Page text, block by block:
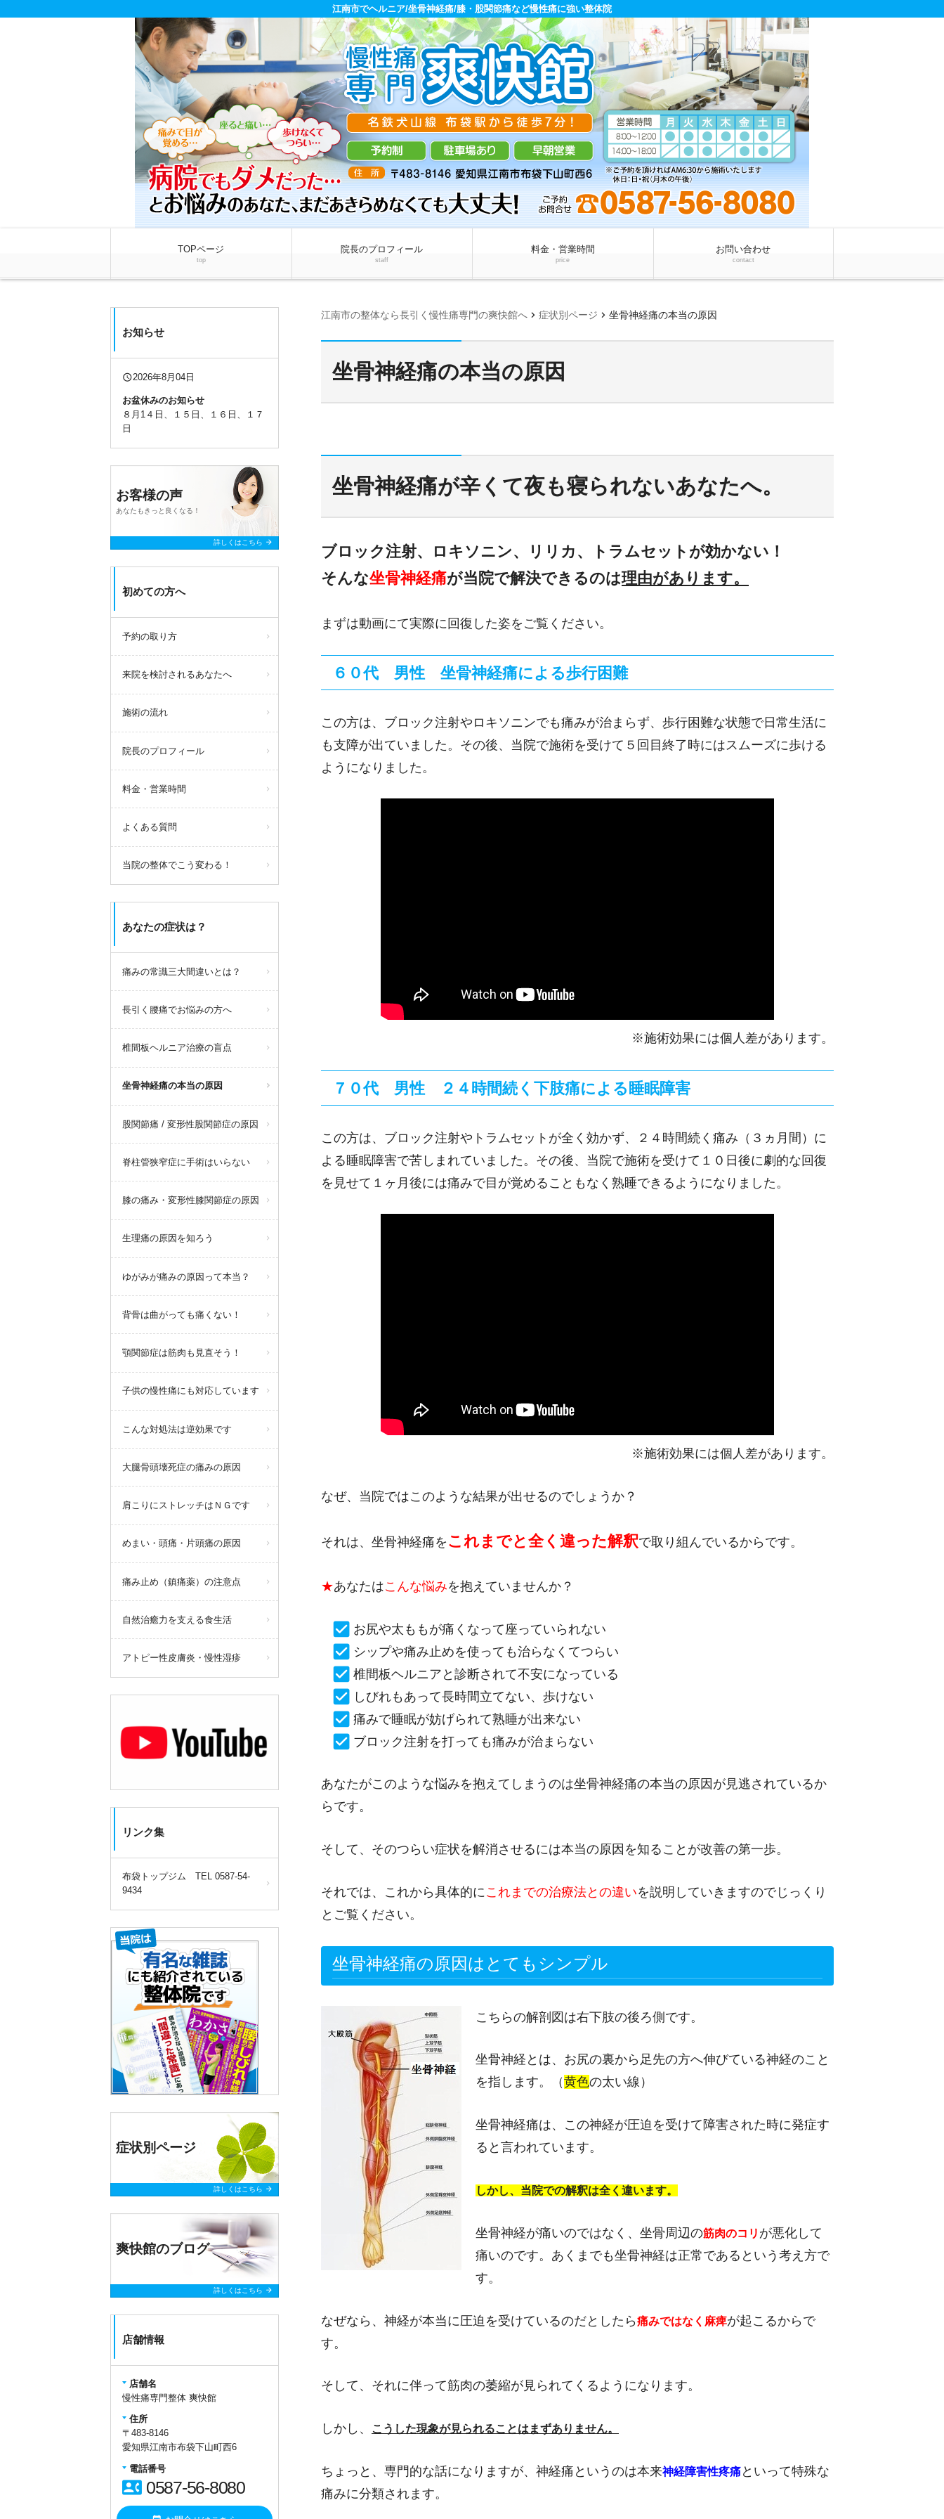
江南市でヘルニア/坐骨神経痛/膝・股関節痛など慢性痛に強い整体院
TOPページ
top
院長のプロフィール
staff
料金・営業時間
price
お問い合わせ
contact
江南市の整体なら長引く慢性痛専門の爽快館へ chevron_right 症状別ページ chevron_right 坐骨神経痛の本当の原因
坐骨神経痛の本当の原因
坐骨神経痛が辛くて夜も寝られないあなたへ。
ブロック注射、ロキソニン、リリカ、トラムセットが効かない！
そんな坐骨神経痛が当院で解決できるのは理由があります。
まずは動画にて実際に回復した姿をご覧ください。
６０代 男性 坐骨神経痛による歩行困難
この方は、ブロック注射やロキソニンでも痛みが治まらず、歩行困難な状態で日常生活に
も支障が出ていました。その後、当院で施術を受けて５回目終了時にはスムーズに歩ける
ようになりました。
※施術効果には個人差があります。
７０代 男性 ２４時間続く下肢痛による睡眠障害
この方は、ブロック注射やトラムセットが全く効かず、２４時間続く痛み（３ヵ月間）に
よる睡眠障害で苦しまれていました。その後、当院で施術を受けて１０日後に劇的な回復
を見せて１ヶ月後には痛みで目が覚めることもなく熟睡できるようになりました。
※施術効果には個人差があります。
なぜ、当院ではこのような結果が出せるのでしょうか？
それは、坐骨神経痛を これまでと全く違った解釈で取り組んでいるからです。
★あなたはこんな悩みを抱えていませんか？
お尻や太ももが痛くなって座っていられない
シップや痛み止めを使っても治らなくてつらい
椎間板ヘルニアと診断されて不安になっている
しびれもあって長時間立てない、歩けない
痛みで睡眠が妨げられて熟睡が出来ない
ブロック注射を打っても痛みが治まらない
あなたがこのような悩みを抱えてしまうのは坐骨神経痛の本当の原因が見逃されているか
らです。
そして、そのつらい症状を解消させるには本当の原因を知ることが改善の第一歩。
それでは、これから具体的に これまでの治療法との違いを説明していきますのでじっくり
とご覧ください。
坐骨神経痛の原因はとてもシンプル
こちらの解剖図は右下肢の後ろ側です。
坐骨神経とは、お尻の裏から足先の方へ伸びている神経のこと
を指します。（黄色の太い線）
坐骨神経痛は、この神経が圧迫を受けて障害された時に発症す
ると言われています。
しかし、当院での解釈は全く違います。
坐骨神経が痛いのではなく、坐骨周辺の筋肉のコリ が悪化して
痛いのです。あくまでも坐骨神経は正常であるという考え方で
す。
なぜなら、神経が本当に圧迫を受けているのだとしたら痛みではなく麻痺が起こるからで
す。
そして、それに伴って筋肉の萎縮が見られてくるようになります。
しかし、 こうした現象が見られることはまずありません。
ちょっと、専門的な話になりますが、神経痛というのは本来神経障害性疼痛といって特殊な
痛みに分類されます。
お知らせ
query_builder2026年8月04日
お盆休みのお知らせ
８月1４日、１５日、１６日、１７
日
お客様の声
あなたもきっと良くなる！
詳しくはこちら arrow_forward
初めての方へ
予約の取り方
来院を検討されるあなたへ
施術の流れ
院長のプロフィール
料金・営業時間
よくある質問
当院の整体でこう変わる！
あなたの症状は？
痛みの常識三大間違いとは？
長引く腰痛でお悩みの方へ
椎間板ヘルニア治療の盲点
坐骨神経痛の本当の原因
股関節痛 / 変形性股関節症の原因
脊柱管狭窄症に手術はいらない
膝の痛み・変形性膝関節症の原因
生理痛の原因を知ろう
ゆがみが痛みの原因って本当？
背骨は曲がっても痛くない！
顎関節症は筋肉も見直そう！
子供の慢性痛にも対応しています
こんな対処法は逆効果です
大腿骨頭壊死症の痛みの原因
肩こりにストレッチはＮＧです
めまい・頭痛・片頭痛の原因
痛み止め（鎮痛薬）の注意点
自然治癒力を支える食生活
アトピー性皮膚炎・慢性湿疹
リンク集
布袋トップジム TEL 0587-54-
9434
症状別ページ
詳しくはこちら arrow_forward
爽快館のブログ
詳しくはこちら arrow_forward
店舗情報
店舗名
慢性痛専門整体 爽快館
住所
〒483-8146
愛知県江南市布袋下山町西6
電話番号
contact_phone 0587-56-8080